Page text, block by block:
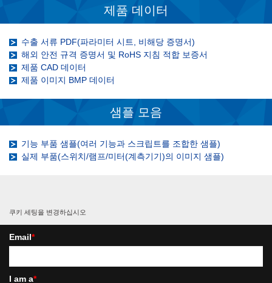
제품 데이터
수출 서류 PDF(파라미터 시트, 비해당 증명서)
해외 안전 규격 증명서 및 RoHS 지침 적합 보증서
제품 CAD 데이터
제품 이미지 BMP 데이터
샘플 모음
기능 부품 샘플(여러 기능과 스크립트를 조합한 샘플)
실제 부품(스위치/램프/미터(계측기기)의 이미지 샘플)
쿠키 세팅을 변경하십시오
Email*
I am a*